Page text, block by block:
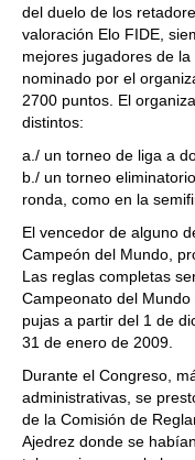
del duelo de los
valoración Elo FIDE,
mejores jugadores de
nominado por el
2700 puntos. El
distintos:
a./ un torneo de liga a
b./ un torneo
ronda, como en la
El vencedor de alguno
Campeón del Mundo,
Las reglas completas
Campeonato del
pujas a partir del 1 de
31 de enero de 2009.
Durante el Congreso,
administrativas, se
de la Comisión de
Ajedrez donde se